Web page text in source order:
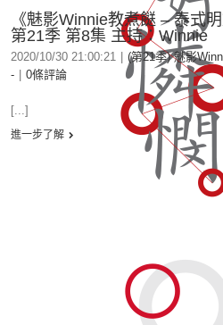
《魅影Winnie教煮餸 – 泰式
第21季 第8集 主持：Winnie
2020/10/30 21:00:21 (第21季) 魅影
-
0條評論
[...]
進一步了解